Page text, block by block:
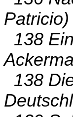
Patricio)
138
138